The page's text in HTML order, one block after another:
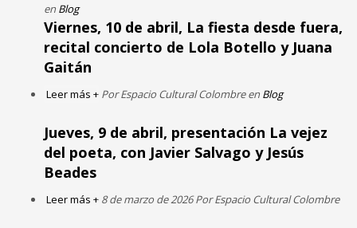
en Blog
Viernes, 10 de abril, La fiesta desde fuera,
recital concierto de Lola Botello y Juana
Gaitán
Leer más + Por Espacio Cultural Colombre en Blog
Jueves, 9 de abril, presentación La vejez
del poeta, con Javier Salvago y Jesús
Beades
Leer más + 8 de marzo de 2026 Por Espacio Cultural Colombre